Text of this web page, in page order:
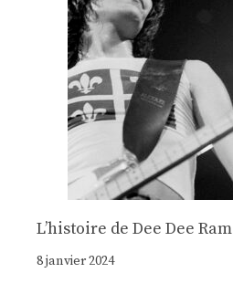
Lʼhistoire de Dee Dee
8 janvier 2024